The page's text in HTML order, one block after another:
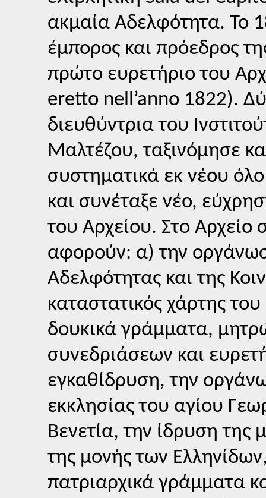
ακμαία Αδελφότητα. Το
έμπορος και πρόεδρος
πρώτο ευρετήριο του
eretto nell’anno 1822).
διευθύντρια του
Μαλτέζου, ταξινόμησε
συστηματικά εκ νέου
και συνέταξε νέο,
του Αρχείου. Στο
αφορούν: α) την
Αδελφότητας και της
καταστατικός χάρτης
δουκικά γράμματα,
συνεδριάσεων και
εγκαθίδρυση, την
εκκλησίας του αγίου
Βενετία, την ίδρυση της
της μονής των
πατριαρχικά γράμματα